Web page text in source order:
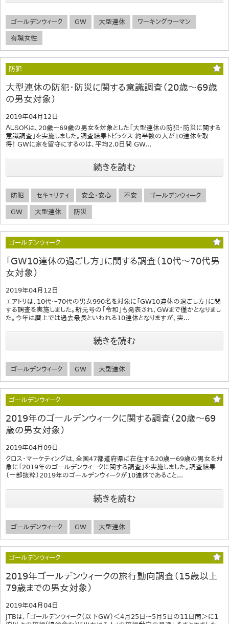
ゴールデンウィーク GW 大型連休 ワーキングウーマン
有職女性
防犯
大型連休の防犯・防災に関する意識調査（20歳～69歳
の男女対象）
2019年04月12日
ＡＬＳＯＫは、20歳～69歳の男女を対象とした「大型連休の防犯・防災に関する
意識調査」を実施しました。調査結果トピックス 約半数の人が10連休を取
得！ GWに家を留守にするのは、平均2.0日間 GW...
続きを読む
防犯 セキュリティ 安全・安心 不安 ゴールデンウィーク
GW 大型連休 防災
ゴールデンウィーク
「GW10連休の過ごし方」に関する調査（10代～70代男
女対象）
2019年04月12日
エアトリは、10代～70代の男女990名を対象に「GW10連休の過ごし方」に関
する調査を実施しました。新元号の「令和」も発表され、GWまで僅かとなりまし
た。今年は暦上では過去最長といわれる10連休となりますが、実...
続きを読む
ゴールデンウィーク GW 大型連休
ゴールデンウィーク
2019年のゴールデンウィークに関する調査（20歳～69
歳の男女対象）
2019年04月09日
クロス・マーケティングは、全国47都道府県に在住する20歳～69歳の男女を対
象に「2019年のゴールデンウィークに関する調査」を実施しました。調査結果
（一部抜粋）2019年のゴールデンウィークが10連休であること...
続きを読む
ゴールデンウィーク GW 大型連休
ゴールデンウィーク
2019年ゴールデンウィークの旅行動向調査（15歳以上
79歳までの男女対象）
2019年04月04日
JTBは、「ゴールデンウィーク（以下GW）＜4月25日～5月5日の11日間＞に1